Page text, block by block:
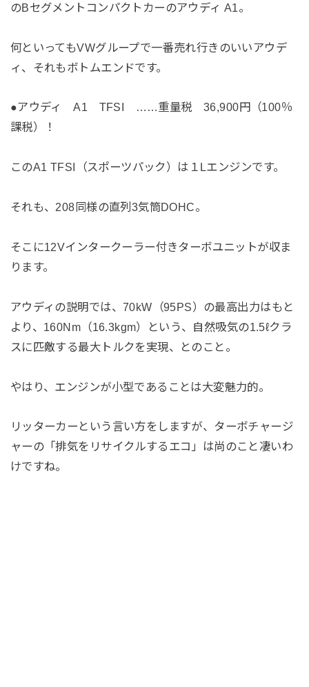
のBセグメントコンパクトカーのアウディ A1。
何といってもVWグループで一番売れ行きのいいアウデ
ィ、それもボトムエンドです。
●アウディ A1 TFSI ……重量税 36,900円（100％
課税）！
このA1 TFSI（スポーツパック）は１Lエンジンです。
それも、208同様の直列3気筒DOHC。
そこに12Vインタークーラー付きターボユニットが収ま
ります。
アウディの説明では、70kW（95PS）の最高出力はもと
より、160Nm（16.3kgm）という、自然吸気の1.5ℓクラ
スに匹敵する最大トルクを実現、とのこと。
やはり、エンジンが小型であることは大変魅力的。
リッターカーという言い方をしますが、ターボチャージ
ャーの「排気をリサイクルするエコ」は尚のこと凄いわ
けですね。